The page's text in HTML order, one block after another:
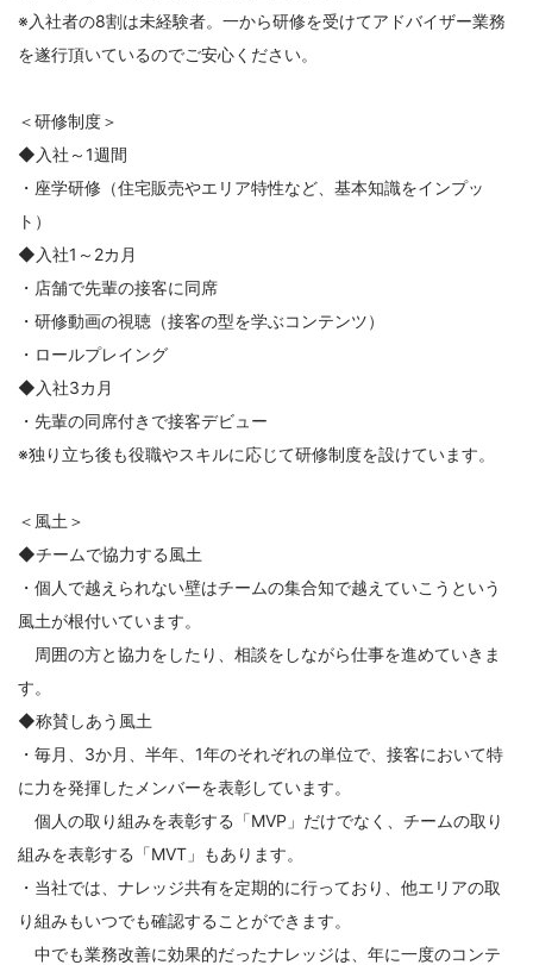
※入社者の8割は未経験者。一から研修を受けてアドバイザー業務
を遂行頂いているのでご安心ください。
＜研修制度＞
◆入社～1週間
・座学研修（住宅販売やエリア特性など、基本知識をインプッ
ト）
◆入社1～2カ月
・店舗で先輩の接客に同席
・研修動画の視聴（接客の型を学ぶコンテンツ）
・ロールプレイング
◆入社3カ月
・先輩の同席付きで接客デビュー
※独り立ち後も役職やスキルに応じて研修制度を設けています。
＜風土＞
◆チームで協力する風土
・個人で越えられない壁はチームの集合知で越えていこうという
風土が根付いています。
周囲の方と協力をしたり、相談をしながら仕事を進めていきま
す。
◆称賛しあう風土
・毎月、3か月、半年、1年のそれぞれの単位で、接客において特
に力を発揮したメンバーを表彰しています。
個人の取り組みを表彰する「MVP」だけでなく、チームの取り
組みを表彰する「MVT」もあります。
・当社では、ナレッジ共有を定期的に行っており、他エリアの取
り組みもいつでも確認することができます。
中でも業務改善に効果的だったナレッジは、年に一度のコンテ